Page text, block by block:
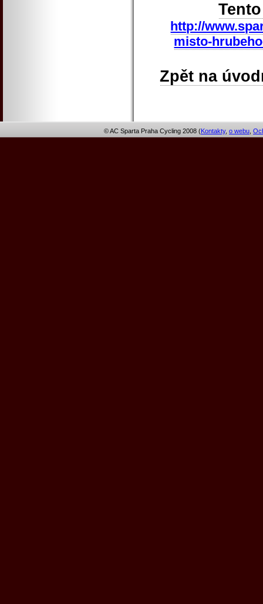
http://
misto-
Zpět na
© AC Sparta Praha Cycling 2008 (Kontakty, o webu